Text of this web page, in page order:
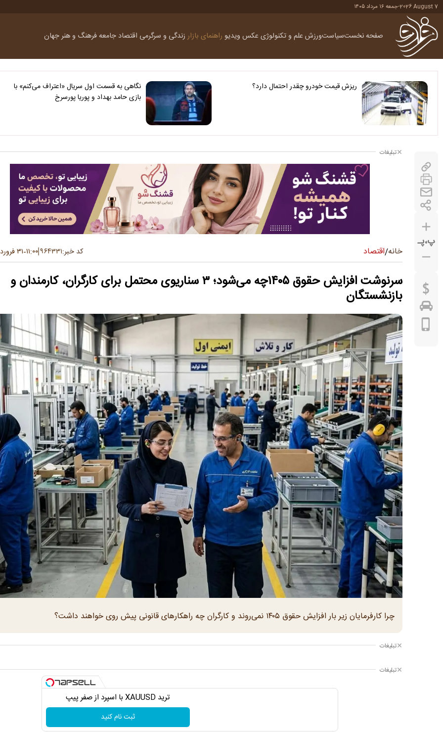
2026 August 7
-جمعه ۱۶ مرداد ۱۴۰۵
صفحه نخستسیاستورزش علم و تکنولوژی عکس ویدیو راهنمای بازارزندگی و سرگرمی اقتصاد جامعهفرهنگ و هنرجهان
ریزش قیمت خودرو چقدر احتمال دارد؟
نگاهی به قسمت اول سریال «اعتراف می‌کنم» با
بازی حامد بهداد و پوریا پورسرخ
پ،پـ
تبلیغات
خانه/اقتصاد کد خبر:۹۶۴۳۳۱۱۱:۰۰-۳۱ فروردین ۱۴۰۵
سرنوشت افزایش حقوق ۱۴۰۵چه می‌شود؛ ۳ سناریوی محتمل برای کارگران، کارمندان و
بازنشستگان
چرا کارفرمایان زیر بار افزایش حقوق ۱۴۰۵ نمی‌روند و کارگران چه راهکارهای قانونی پیش روی خواهند داشت؟
تبلیغات
تبلیغات
ترید XAUUSD با اسپرد از صفر پیپ
ثبت نام کنید